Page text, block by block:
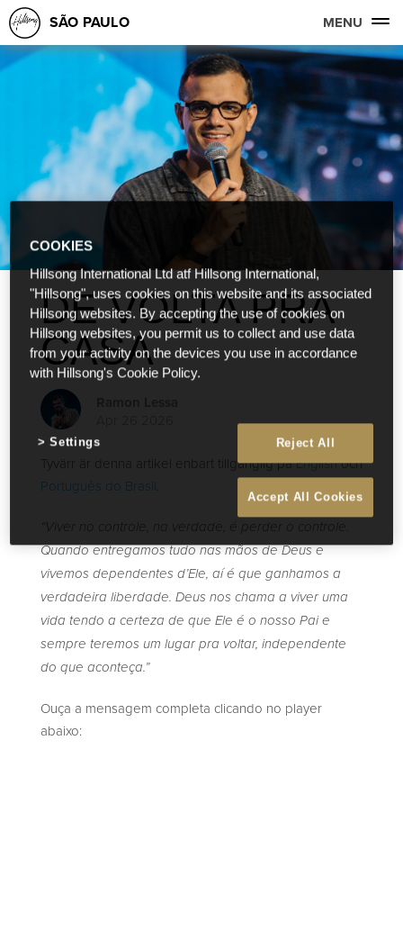
SÃO PAULO MENU
DE VOLTA PRA
CASA
Tyvärr är denna artikel enbart tillgänglig påEnglishoch
Português do Brasil.
“Viver no controle, na verdade, é perder o controle.
Quando entregamos tudo nas mãos de Deus e
vivemos dependentes d’Ele, aí é que ganhamos a
verdadeira liberdade. Deus nos chama a viver uma
vida tendo a certeza de que Ele é o nosso Pai e
sempre teremos um lugar pra voltar, independente
do que aconteça.”
Ouça a mensagem completa clicando no player
abaixo:
COOKIES
Hillsong International Ltd atf Hillsong International,
"Hillsong", uses cookies on this website and its associated
Hillsong websites. By accepting the use of cookies on
Hillsong websites, you permit us to collect and use data
from your activity on the devices you use in accordance
with Hillsong's Cookie Policy.
Reject All
Accept All Cookies
Settings